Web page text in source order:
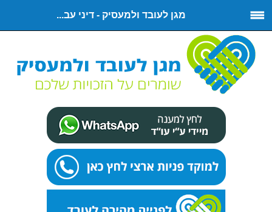
מגן לעובד ולמעסיק - דיני עב...